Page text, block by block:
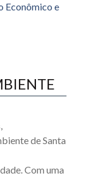
Econômico e
de Santa
Com uma